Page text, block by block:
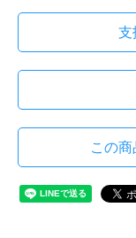
支
この